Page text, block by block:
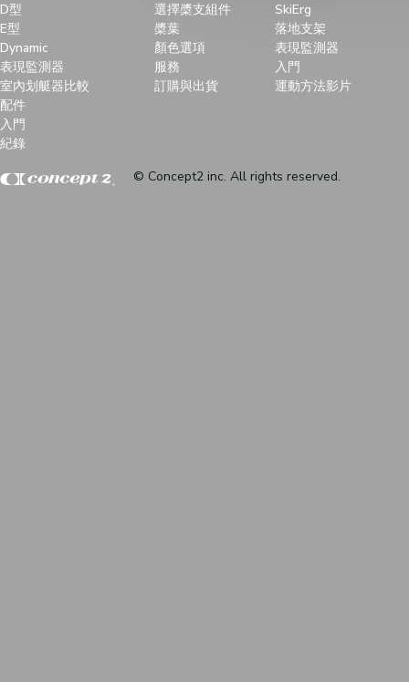
D型
E型
Dynamic
表現監測器
室內划艇器比較
配件
入門
紀錄
選擇槳支組件
槳葉
顏色選項
服務
訂購與出貨
SkiErg
落地支架
表現監測器
入門
運動方法影片
© Concept2 inc. All rights reserved.